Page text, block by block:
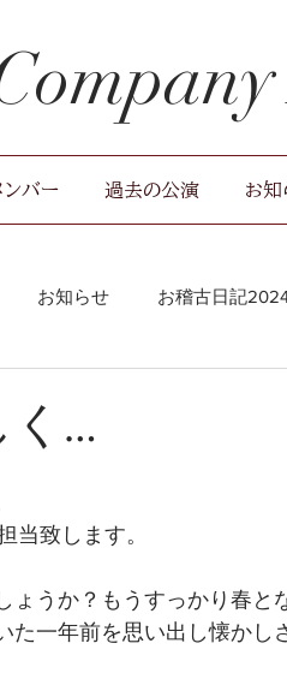
ンバー 過去の公演 お知
お知らせ お稽古日記
く…
当致します。
ょうか？もうすっかり春
た一年前を思い出し懐かし